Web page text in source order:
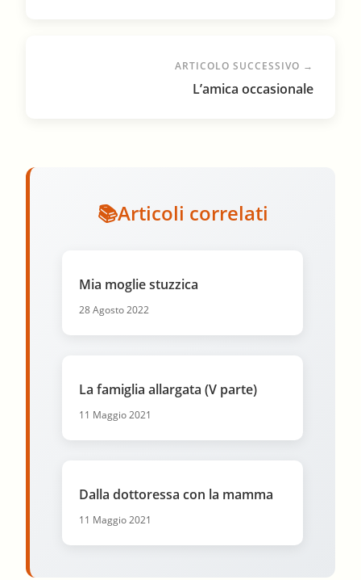
ARTICOLO SUCCESSIVO →
L’amica occasionale
Articoli correlati
Mia moglie stuzzica
28 Agosto 2022
La famiglia allargata (V parte)
11 Maggio 2021
Dalla dottoressa con la mamma
11 Maggio 2021